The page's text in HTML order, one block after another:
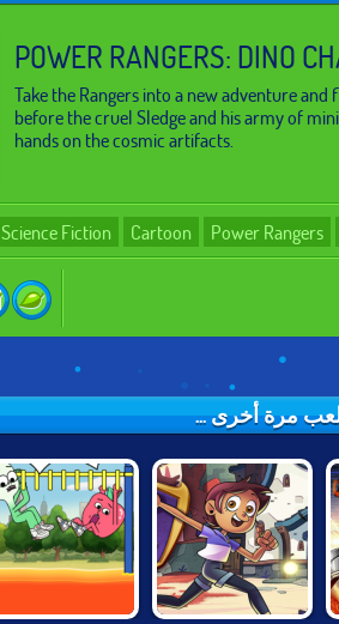
POWER RANGERS: DINO
Take the Rangers into a new adventure
before the cruel Sledge and his army of
hands on the cosmic artifacts.
Science Fiction Cartoon Power Rangers
مرة أخرى ...